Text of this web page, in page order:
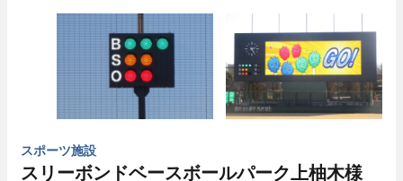
スポーツ施設
スリーボンドベースボールパーク上柚木様